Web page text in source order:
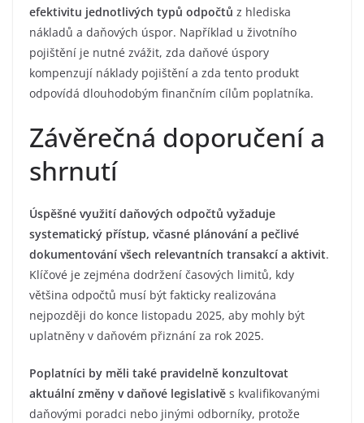
efektivitu jednotlivých typů odpočtů z hlediska
nákladů a daňových úspor. Například u životního
pojištění je nutné zvážit, zda daňové úspory
kompenzují náklady pojištění a zda tento produkt
odpovídá dlouhodobým finančním cílům poplatníka.
Závěrečná doporučení a
shrnutí
Úspěšné využití daňových odpočtů vyžaduje
systematický přístup, včasné plánování a pečlivé
dokumentování všech relevantních transakcí a aktivit.
Klíčové je zejména dodržení časových limitů, kdy
většina odpočtů musí být fakticky realizována
nejpozději do konce listopadu 2025, aby mohly být
uplatněny v daňovém přiznání za rok 2025.
Poplatníci by měli také pravidelně konzultovat
aktuální změny v daňové legislativě s kvalifikovanými
daňovými poradci nebo jinými odborníky, protože